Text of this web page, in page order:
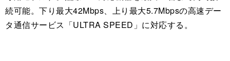
続可能。下り最大42Mbps、上り最大5.7Mbpsの高速デー
タ通信サービス「ULTRA SPEED」に対応する。